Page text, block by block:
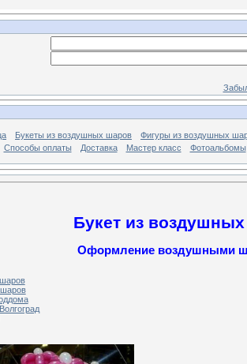
Букеты из воздушных шаров
Фигуры из воздушных
Способы оплаты Доставка Мастер класс Фотоальбомы
Букет из
Оформление воздушными